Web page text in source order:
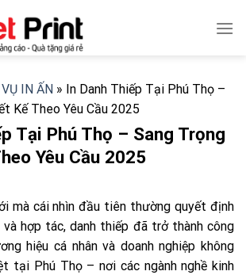
IN ẤN » In Danh Thiếp Tại Phú Thọ –
Kế Theo Yêu Cầu 2025
Tại Phú Thọ – Sang Trọng
Yêu Cầu 2025
mà cái nhìn đầu tiên thường quyết định
hợp tác, danh thiếp đã trở thành công
hiệu cá nhân và doanh nghiệp không
tại Phú Thọ – nơi các ngành nghề kinh